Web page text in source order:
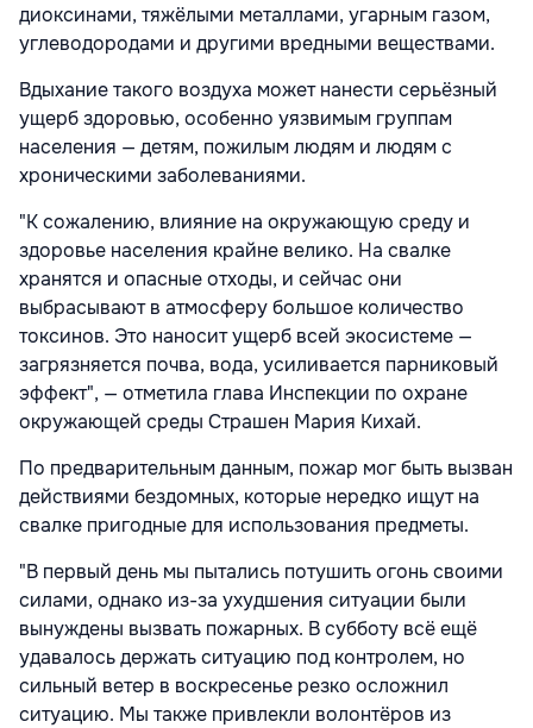
диоксинами, тяжёлыми металлами, угарным газом,
углеводородами и другими вредными веществами.
Вдыхание такого воздуха может нанести серьёзный
ущерб здоровью, особенно уязвимым группам
населения — детям, пожилым людям и людям с
хроническими заболеваниями.
"К сожалению, влияние на окружающую среду и
здоровье населения крайне велико. На свалке
хранятся и опасные отходы, и сейчас они
выбрасывают в атмосферу большое количество
токсинов. Это наносит ущерб всей экосистеме —
загрязняется почва, вода, усиливается парниковый
эффект", — отметила глава Инспекции по охране
окружающей среды Страшен Мария Кихай.
По предварительным данным, пожар мог быть вызван
действиями бездомных, которые нередко ищут на
свалке пригодные для использования предметы.
"В первый день мы пытались потушить огонь своими
силами, однако из-за ухудшения ситуации были
вынуждены вызвать пожарных. В субботу всё ещё
удавалось держать ситуацию под контролем, но
сильный ветер в воскресенье резко осложнил
ситуацию. Мы также привлекли волонтёров из